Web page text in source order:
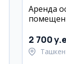
Аренда
2 700